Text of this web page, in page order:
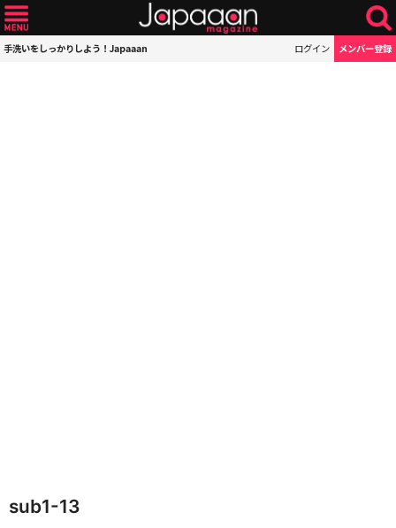
手洗いをしっかりしよう！Japaaan ログイン メンバー登録
sub1-13